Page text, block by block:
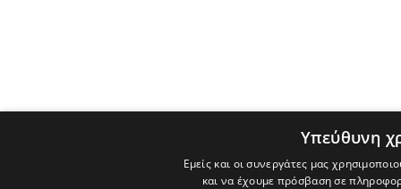
Υπεύθυνη
Εμείς και οι συνεργάτες μας
και να έχουμε πρόσβαση σε